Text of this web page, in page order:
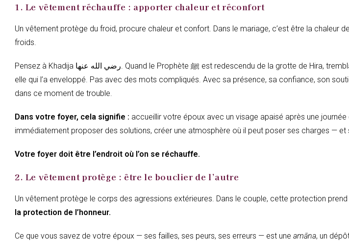
1. Le vêtement réchauffe : apporter chaleur et réconfort
Un vêtement protège du froid, procure chaleur et confort. Dans le mariage, c’est être la chaleur
froids.
Pensez à Khadija رضي الله عنها. Quand le Prophète ﷺ est redescendu de la grotte de Hira, tremblant, bouleversé, incertain — c’est
elle qui l’a enveloppé. Pas avec des mots compliqués. Avec sa présence, sa confiance, son
dans ce moment de trouble.
Dans votre foyer, cela signifie : accueillir votre époux avec un visage apaisé après une journée
immédiatement proposer des solutions, créer une atmosphère où il peut poser ses charges — et
Votre foyer doit être l’endroit où l’on se réchauffe.
2. Le vêtement protège : être le bouclier de l’autre
Un vêtement protège le corps des agressions extérieures. Dans le couple, cette protection prend
la protection de l’honneur.
Ce que vous savez de votre époux — ses failles, ses peurs, ses erreurs — est une amāna, un